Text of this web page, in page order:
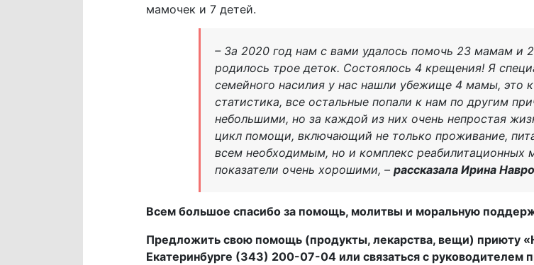
мамочек и 7 детей.
– За 2020 год нам с вами удалось помочь 23 мамам и
родилось трое деток. Состоялось 4 крещения! Я
семейного насилия у нас нашли убежище 4 мамы, это
статистика, все остальные попали к нам по другим
небольшими, но за каждой из них очень непростая
цикл помощи, включающий не только проживание,
всем необходимым, но и комплекс реабилитационных
показатели очень хорошими, –рассказала Ирина
Всем большое спасибо за помощь, молитвы и моральную
Предложить свою помощь (продукты, лекарства, вещи) приюту
Екатеринбурге (343) 200-07-04 или связаться с